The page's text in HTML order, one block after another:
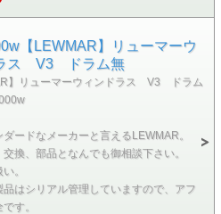
【LEWMAR】リューマーウ
ス V3 ドラム無
】リューマーウィンドラス V3 ドラム
ードなメーカーと言えるLEWMAR。
換、部品となんでも御相談下さい。
。
品はシリアル管理していますので、アフ
す。